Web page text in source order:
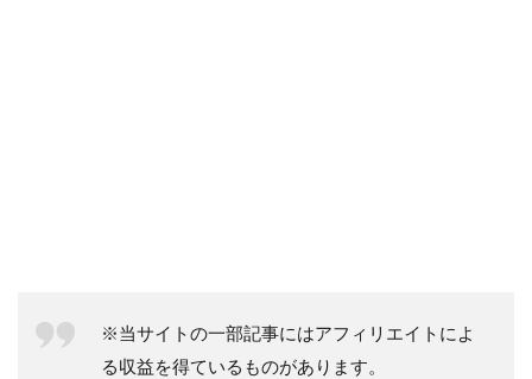
※当サイトの一部記事にはアフィリエイトによ
る収益を得ているものがあります。